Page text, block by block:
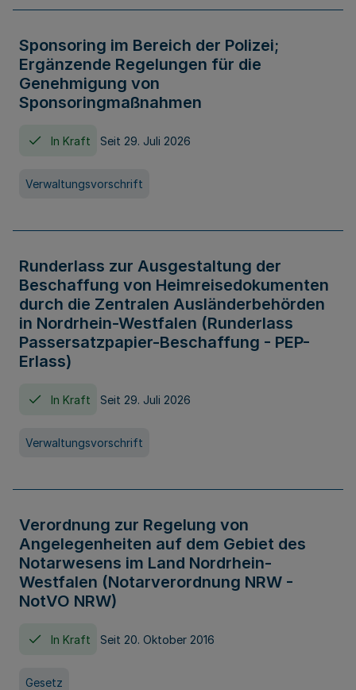
Sponsoring im Bereich der Polizei;
Ergänzende Regelungen für die
Genehmigung von
Sponsoringmaßnahmen
In Kraft Seit 29. Juli 2026
Verwaltungsvorschrift
Runderlass zur Ausgestaltung der
Beschaffung von Heimreisedokumenten
durch die Zentralen Ausländerbehörden
in Nordrhein-Westfalen (Runderlass
Passersatzpapier-Beschaffung - PEP-
Erlass)
In Kraft Seit 29. Juli 2026
Verwaltungsvorschrift
Verordnung zur Regelung von
Angelegenheiten auf dem Gebiet des
Notarwesens im Land Nordrhein-
Westfalen (Notarverordnung NRW -
NotVO NRW)
In Kraft Seit 20. Oktober 2016
Gesetz